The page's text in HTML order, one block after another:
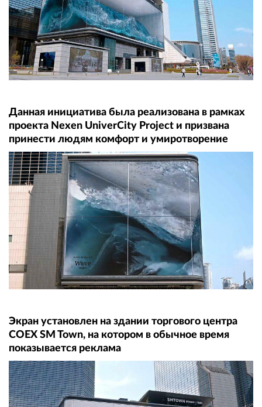
Данная инициатива была реализована в рамках
проекта Nexen UniverCity Project и призвана
принести людям комфорт и умиротворение
Экран установлен на здании торгового центра
COEX SM Town, на котором в обычное время
показывается реклама